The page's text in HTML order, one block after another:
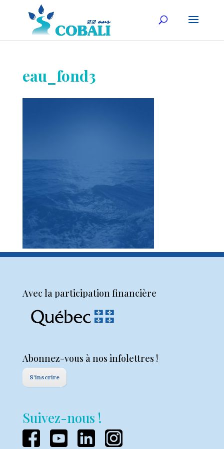
eau_fond3
Avec la participation financière
Abonnez-vous à nos infolettres !
S'inscrire
Suivez-nous !